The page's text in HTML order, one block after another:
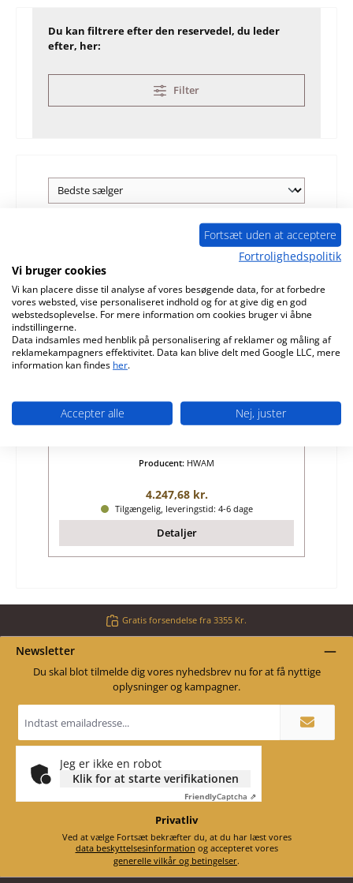
Du kan filtrere efter den reservedel, du leder
efter, her:
Filter
Producent: HWAM
Almindelig pris:
4.247,68 kr.
Tilgængelig, leveringstid: 4-6 dage
Detaljer
Gratis forsendelse fra 3355 Kr.
Newsletter
Du skal blot tilmelde dig vores nyhedsbrev nu for at få nyttige
oplysninger og kampagner.
adresse
*
Jeg er ikke en robot
Klik for at starte verifikationen
FriendlyCaptcha ⇗
Privatliv
Ved at vælge Fortsæt bekræfter du, at du har læst vores
data beskyttelsesinformation
og accepteret vores
generelle vilkår og betingelser.
Fortsæt uden at acceptere
Fortrolighedspolitik
Vi bruger cookies
Vi kan placere disse til analyse af vores besøgende data, for at forbedre
vores websted, vise personaliseret indhold og for at give dig en god
webstedsoplevelse. For mere information om cookies bruger vi åbne
indstillingerne.
Data indsamles med henblik på personalisering af reklamer og måling af
reklamekampagners effektivitet. Data kan blive delt med Google LLC, mere
information kan findes her.
Accepter alle Nej, juster